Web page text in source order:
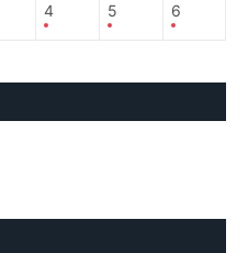
4 5 6